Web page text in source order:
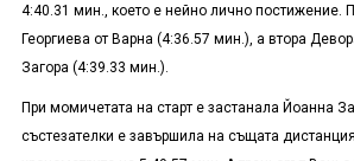
4:40.31 мин., което е нейно лично постижение.
Георгиева от Варна (4:36.57 мин.), а втора
Загора (4:39.33 мин.).
При момичетата на старт е застанала Йоанна
състезателки е завършила на същата